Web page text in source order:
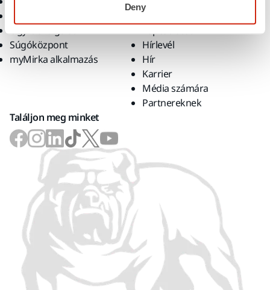
Deny
Súgóközpont
myMirka alkalmazás
Vegye fel velünk a
Hírlevél
Hír
Karrier
Média számára
Partnereknek
Találjon meg minket